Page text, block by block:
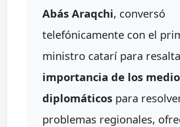
Abás Araqchi, conversó
telefónicamente con el
ministro catarí para
importancia de los
diplomáticos para
problemas regionales,